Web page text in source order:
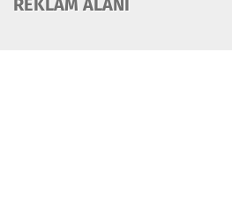
REKLAM ALANI